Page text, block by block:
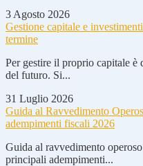
3 Agosto 2026
Gestione capitale e
termine
Per gestire il proprio capitale è
del futuro. Si...
31 Luglio 2026
Guida al Ravvedimento
adempimenti fiscali 2026
Guida al ravvedimento
principali adempimenti...